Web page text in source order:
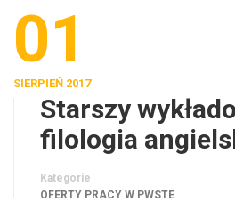
01
SIERPIEŃ 2017
Starszy
filologia
Kategorie
OFERTY PRACY W PWSTE